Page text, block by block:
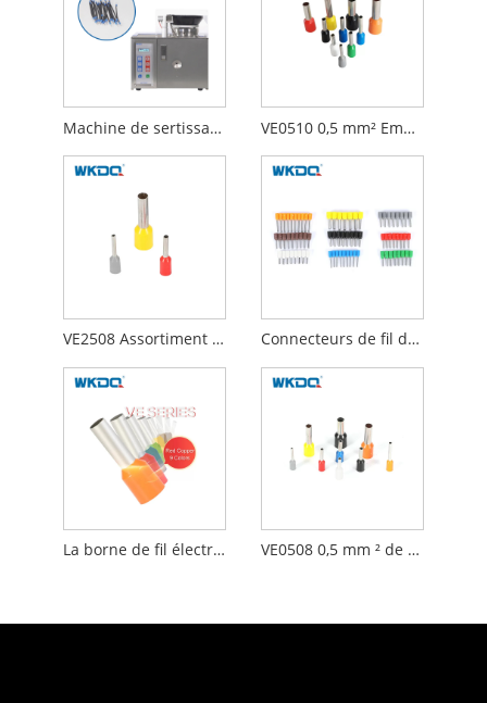
Machine de sertissage de dénudage d'embouts de fil automatique de 2,5 mm² VE0510 0,5 mm² Embouts de terminaison de fil électrique Connecteur à sertir de fil de câble
VE2508 Assortiment de 2,5 mm² de viroles d'extrémité de fil Connecteur à sertir en cuivre Borne de cordon isolée Connecteurs de fil de virole de ² de VE1508 1.5mm pour le connecteur d'en cuivre de câble mou
La borne de fil électrique tubulaire de queue de connecteurs de fil de virole de VE1008 1.0mm² se termine le collier en plastique pour le fil toronné VE0508 ​​0,5 mm ² de fil de cordon isolé Embouts de fil Embouts de borne Dentelle Cuivre Embout Fil à sertir